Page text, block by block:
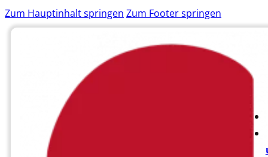
Zum Hauptinhalt springen Zum Footer springen